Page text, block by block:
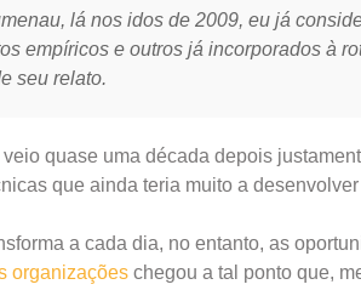
lá nos idos de 2009, eu já
empíricos e outros já incorporados à
seu relato.
quase uma década depois
que ainda teria muito a
a cada dia, no entanto, as
organizações chegou a tal ponto que,